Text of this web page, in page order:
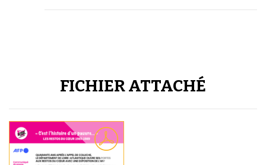
FICHIER ATTACHÉ